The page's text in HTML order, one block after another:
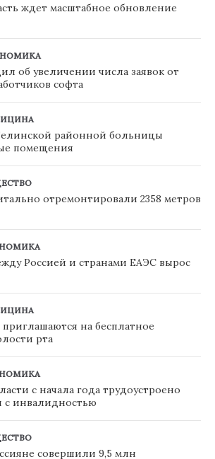
ждет масштабное обновление
об увеличении числа заявок от
софта
районной больницы
помещения
отремонтировали 2358 метров
Россией и странами ЕАЭС вырос
на бесплатное
рта
с начала года трудоустроено
с инвалидностью
совершили 9,5 млн